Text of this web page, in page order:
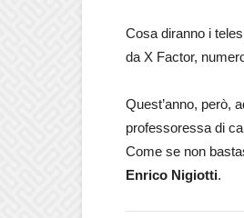
Cosa diranno i
da X Factor,
Quest’anno, però,
professoressa di
Come se non
Enrico Nigiotti.